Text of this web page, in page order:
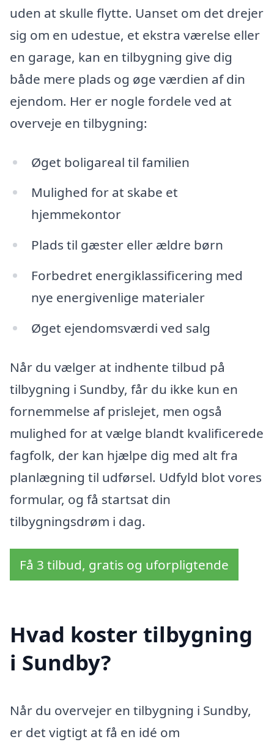
uden at skulle flytte. Uanset om det drejer
sig om en udestue, et ekstra værelse eller
en garage, kan en tilbygning give dig
både mere plads og øge værdien af din
ejendom. Her er nogle fordele ved at
overveje en tilbygning:
Øget boligareal til familien
Mulighed for at skabe et
hjemmekontor
Plads til gæster eller ældre børn
Forbedret energiklassificering med
nye energivenlige materialer
Øget ejendomsværdi ved salg
Når du vælger at indhente tilbud på
tilbygning i Sundby, får du ikke kun en
fornemmelse af prislejet, men også
mulighed for at vælge blandt kvalificerede
fagfolk, der kan hjælpe dig med alt fra
planlægning til udførsel. Udfyld blot vores
formular, og få startsat din
tilbygningsdrøm i dag.
Få 3 tilbud, gratis og uforpligtende
Hvad koster tilbygning
i Sundby?
Når du overvejer en tilbygning i Sundby,
er det vigtigt at få en idé om